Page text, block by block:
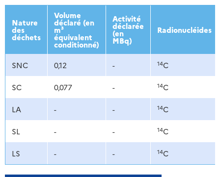
2013 2014 2015 2016
Nature
des
déchets
Volume
déclaré (en
m³
équivalent
conditionné)
Activité
déclarée
(en
MBq)
Radionucléides
SNC 0,12 - 14C
SC 0,077 - 14C
LA - - 14C
SL - - 14C
LS - - 14C